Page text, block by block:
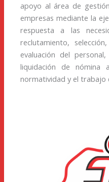
apoyo al área de
empresas mediante la
respuesta a las
reclutamiento,
evaluación del
liquidación de nómina
normatividad y el trabajo